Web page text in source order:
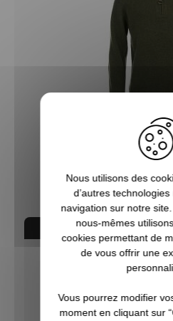
Pull col montant
AVIS
VOIR L'ATTESTATION
Nous utilisons des
d’autres
navigation sur notre
nous-mêmes
cookies permettant de
de vous offrir une
Vous pourrez modifier
moment en cliquant sur